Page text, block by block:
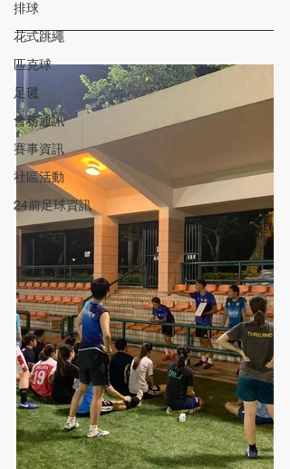
排球
花式跳繩
匹克球
足毽
會務通訊
賽事資訊
社區活動
24前足球資訊